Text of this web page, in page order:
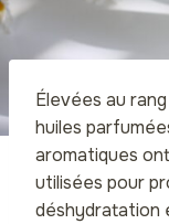
Élevées au
huiles
aromatiques
utilisées pour
déshydratation